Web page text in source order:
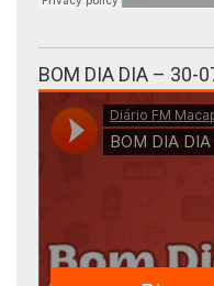
BOM DIA DIA – 30-